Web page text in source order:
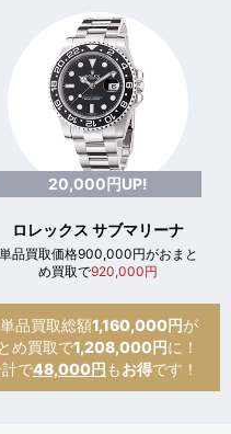
20,000円UP!
ロレックス サブマリーナ
単品買取価格900,000円がおまと
め買取で920,000円
品買取総額1,160,000円が
め買取で1,208,000円に！
で48,000円 もお得です！